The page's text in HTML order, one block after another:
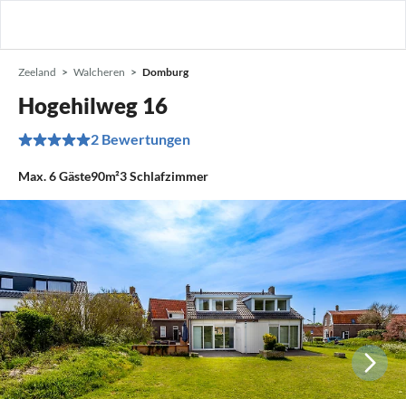
Zeeland Walcheren Domburg
Hogehilweg 16
2 Bewertungen
Max.6Gäste90m²3Schlafzimmer